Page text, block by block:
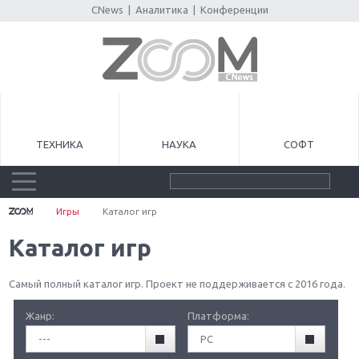
CNews Аналитика Конференции
ТЕХНИКА НАУКА СОФТ
Игры Каталог игр
Каталог игр
Самый полный каталог игр. Проект не поддерживается с 2016 года.
Жанр:
---
Платформа:
PC